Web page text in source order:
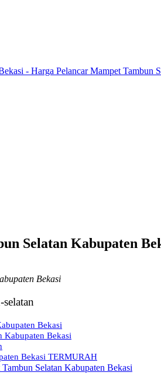
Selatan Kabupaten
Bekasi
Bekasi
Kabupaten Bekasi
Bekasi TERMURAH
Selatan Kabupaten Bekasi